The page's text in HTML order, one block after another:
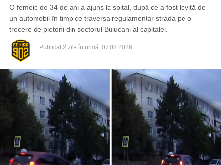
O femeie de 34 de ani a ajuns la spital, după ce a fost lovită de
un automobil în timp ce traversa regulamentar strada pe o
trecere de pietoni din sectorul Buiucani al capitalei.
Publicat 2 zile în urmă 07.08.2026